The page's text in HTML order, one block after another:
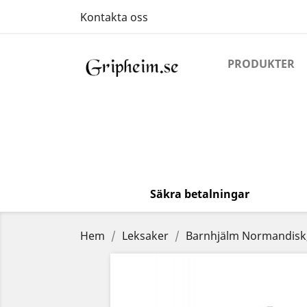
Kontakta oss
PRODUKTER
Säkra betalningar
Hem Leksaker Barnhjälm